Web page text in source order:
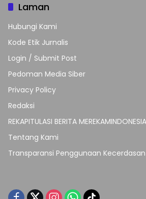
Laman
Hubungi Kami
Kode Etik Jurnalis
Login / Submit Post
Pedoman Media Siber
Privacy Policy
Redaksi
REKAPITULASI BERITA
Tentang Kami
Transparansi Penggunaan